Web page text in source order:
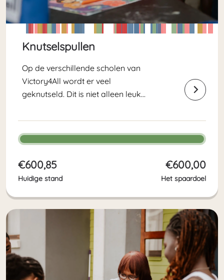
Knutselspullen
Op de verschillende scholen van
Victory4All wordt er veel
geknutseld. Dit is niet alleen leuk
cognitieve, motorische en sociale
ontwikkeling van kinderen. Dit
spaardoel helpt ons om de
voorraad knutselspullen weer aan
te vullen...
€600,85
Huidige stand
€600,00
Het spaardoel